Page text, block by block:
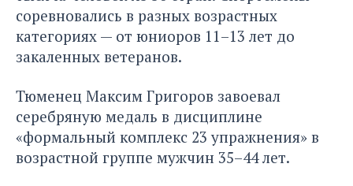
соревновались в разных возрастных
категориях — от юниоров 11–13 лет до
закаленных ветеранов.
Тюменец Максим Григоров завоевал
серебряную медаль в дисциплине
«формальный комплекс 23 упражнения» в
возрастной группе мужчин 35–44 лет.